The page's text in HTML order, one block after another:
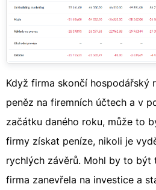
Když firma skončí hospodářský
peněz na firemních účtech a v
začátku daného roku, může to
firmy získat peníze, nikoli je
rychlých závěrů. Mohl by to být
firma zanevřela na investice a